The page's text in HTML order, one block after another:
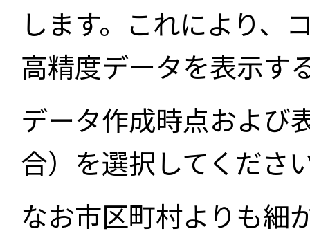
します。これにより、
高精度データを表示す
データ作成時点および
合）を選択してくださ
なお市区町村よりも細